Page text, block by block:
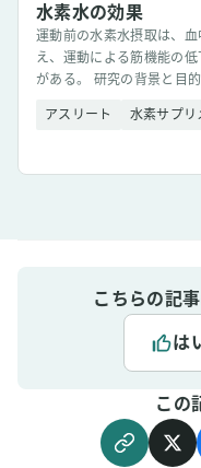
水素水の効果
運動前の水素水摂取は、
え、運動による筋機能の
がある。 研究の背景と目
し、それに伴い「活性酸
アスリート 水素サプリ
こちらの記
は
この